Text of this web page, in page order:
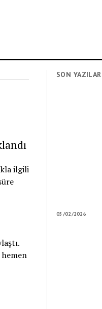
ilgili
SON YAZILAR
05/02/2026